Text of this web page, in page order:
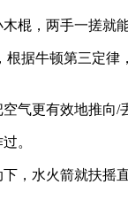
棍，两手一搓就能
据牛顿第三定
气更有效地推向/
。
，水火箭就扶摇